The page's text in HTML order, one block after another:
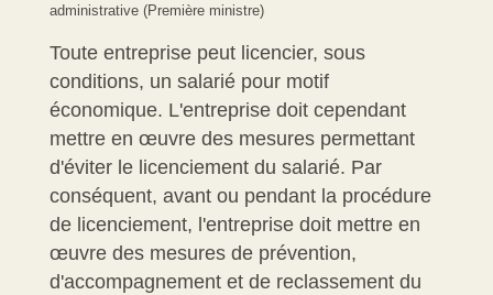
administrative (Première ministre)
Toute entreprise peut licencier, sous
conditions, un salarié pour motif
économique. L'entreprise doit cependant
mettre en œuvre des mesures permettant
d'éviter le licenciement du salarié. Par
conséquent, avant ou pendant la procédure
de licenciement, l'entreprise doit mettre en
œuvre des mesures de prévention,
d'accompagnement et de reclassement du